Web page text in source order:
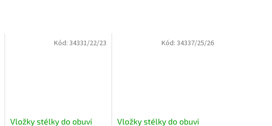
Vložky stélky do obuvi
Kód:34331/22/23
Vložky stélky do obuvi
Kód: 34337/25/26